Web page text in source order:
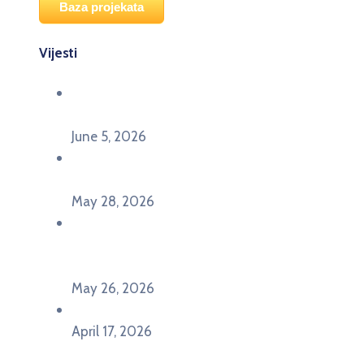
Baza projekata
Vijesti
June 5, 2026
May 28, 2026
May 26, 2026
April 17, 2026